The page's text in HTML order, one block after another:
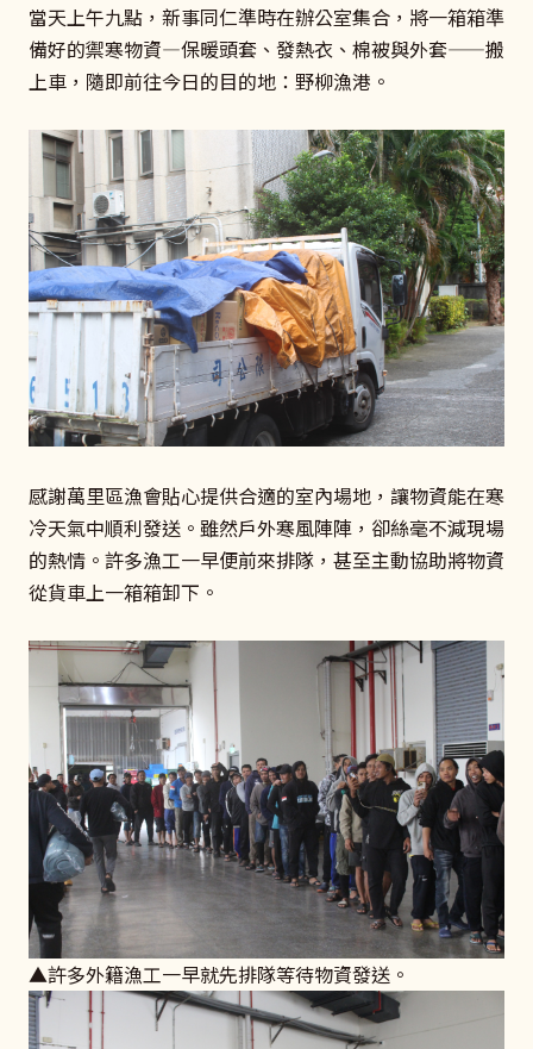
當天上午九點，新事同仁準時在辦公室集合，將一箱箱準
備好的禦寒物資—保暖頭套、發熱衣、棉被與外套——搬
上車，隨即前往今日的目的地：野柳漁港。
感謝萬里區漁會貼心提供合適的室內場地，讓物資能在寒
冷天氣中順利發送。雖然戶外寒風陣陣，卻絲毫不減現場
的熱情。許多漁工一早便前來排隊，甚至主動協助將物資
從貨車上一箱箱卸下。
▲許多外籍漁工一早就先排隊等待物資發送。